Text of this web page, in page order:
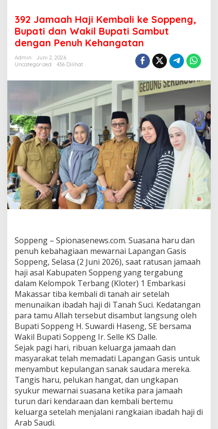
392 Jamaah Haji Kembali ke Soppeng,
Bupati dan Wakil Bupati Sambut
dengan Penuh Kehangatan
Admin
Juni 2, 2026
Uncategorized
436 Dilihat
Soppeng – Spionasenews.com. Suasana haru dan
penuh kebahagiaan mewarnai Lapangan Gasis
Soppeng, Selasa (2 Juni 2026), saat ratusan jamaah
haji asal Kabupaten Soppeng yang tergabung
dalam Kelompok Terbang (Kloter) 1 Embarkasi
Makassar tiba kembali di tanah air setelah
menunaikan ibadah haji di Tanah Suci. Kedatangan
para tamu Allah tersebut disambut langsung oleh
Bupati Soppeng H. Suwardi Haseng, SE bersama
Wakil Bupati Soppeng Ir. Selle KS Dalle.
Sejak pagi hari, ribuan keluarga jamaah dan
masyarakat telah memadati Lapangan Gasis untuk
menyambut kepulangan sanak saudara mereka.
Tangis haru, pelukan hangat, dan ungkapan
syukur mewarnai suasana ketika para jamaah
turun dari kendaraan dan kembali bertemu
keluarga setelah menjalani rangkaian ibadah haji di
Arab Saudi.